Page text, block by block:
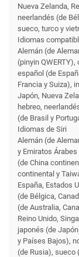
Nueva Zelanda,
neerlandés (de
sueco, turco y
Idiomas
Alemán (de
(pinyin
español (de
Francia y Suiza),
Japón, Nueva
hebreo,
(de Brasil y
Idiomas de Siri
Alemán (de
y Emiratos
(de China
continental y
España, Estados
(de Bélgica,
(de Australia,
Reino Unido,
japonés (de
y Países Bajos),
(de Rusia), sueco